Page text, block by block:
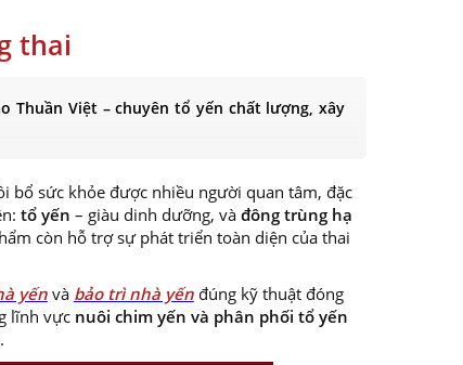
thai
Thuần Việt – chuyên tổ yến chất lượng, xây
bổ sức khỏe được nhiều người quan tâm, đặc
tổ yến – giàu dinh dưỡng, và đông trùng hạ
còn hỗ trợ sự phát triển toàn diện của thai
yếnvà bảo trì nhà yếnđúng kỹ thuật đóng
lĩnh vực nuôi chim yến và phân phối tổ yến